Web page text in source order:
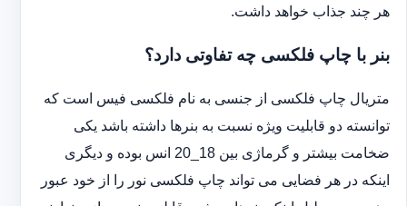
هر چند جذاب خواهد داشت.
بنر با چاپ فلکسی چه تفاوتی دارد؟
متریال چاپ فلکسی از جنسی به نام فلکسی فیس است که
توانسته دو قابلیت ویژه نسبت به بنرها داشته باشد یکی
ضخامت بیشتر و گرماژی بین 18_20 انس بوده و دیگری
اینکه در هر فضایی می تواند چاپ فلکسی نور را از خود عبور